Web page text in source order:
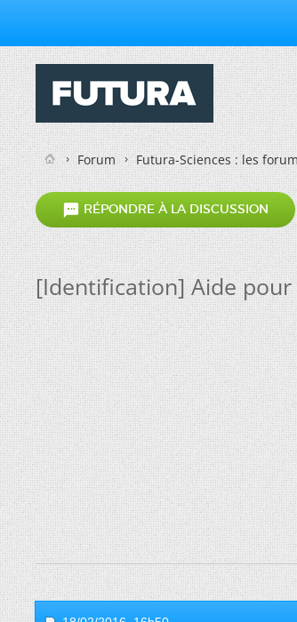
Forum Futura-Sciences : les
 RÉPONDRE À LA DISCUSSION
[Identification] Aide